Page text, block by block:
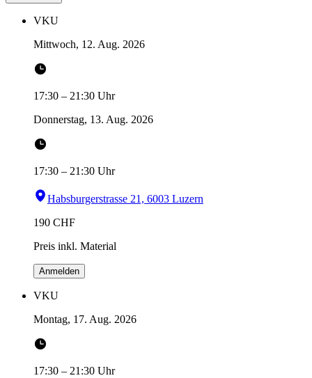
VKU
Mittwoch, 12. Aug. 2026
17:30 – 21:30 Uhr
Donnerstag, 13. Aug. 2026
17:30 – 21:30 Uhr
Habsburgerstrasse 21, 6003 Luzern
190 CHF
Preis inkl. Material
Anmelden
VKU
Montag, 17. Aug. 2026
17:30 – 21:30 Uhr